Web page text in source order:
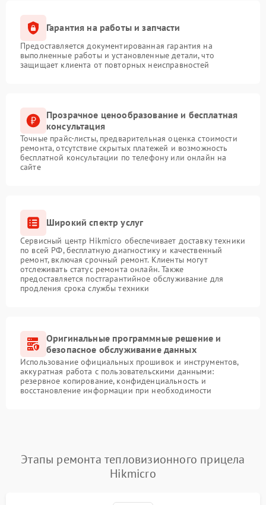
Гарантия на работы и запчасти
Предоставляется документированная гарантия на
выполненные работы и установленные детали, что
защищает клиента от повторных неисправностей
Прозрачное ценообразование и бесплатная
консультация
Точные прайс-листы, предварительная оценка стоимости
ремонта, отсутствие скрытых платежей и возможность
бесплатной консультации по телефону или онлайн на
сайте
Широкий спектр услуг
Сервисный центр Hikmicro обеспечивает доставку техники
по всей РФ, бесплатную диагностику и качественный
ремонт, включая срочный ремонт. Клиенты могут
отслеживать статус ремонта онлайн. Также
предоставляется постгарантийное обслуживание для
продления срока службы техники
Оригинальные программные решение и
безопасное обслуживание данных
Использование официальных прошивок и инструментов,
аккуратная работа с пользовательскими данными:
резервное копирование, конфиденциальность и
восстановление информации при необходимости
Этапы ремонта тепловизионного прицела
Hikmicro